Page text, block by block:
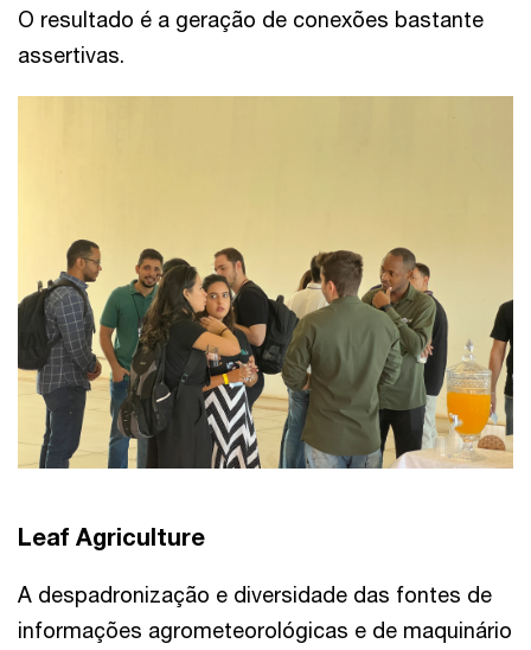
O resultado é a geração de conexões bastante
assertivas.
Leaf Agriculture
A despadronização e diversidade das fontes de
informações agrometeorológicas e de maquinário